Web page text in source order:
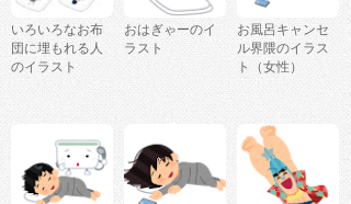
いろいろなお布
団に埋もれる人
のイラスト
おはぎゃーのイ
ラスト
お風呂キャンセ
ル界隈のイラス
ト（女性）